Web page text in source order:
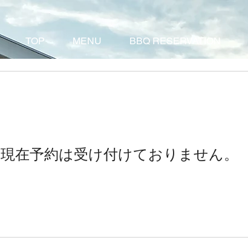
TOP MENU BBQ RESERVATION
現在予約は受け付けておりません。